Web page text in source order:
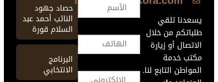
يسعدنا تلقي
طلباتكم من خلال
الاتصال أو زيارة
مكتب خدمة
المواطن التابع لنا.
حصاد جهود
النائب أحمد عبد
السلام قورة
البرنامج
الانتخابي